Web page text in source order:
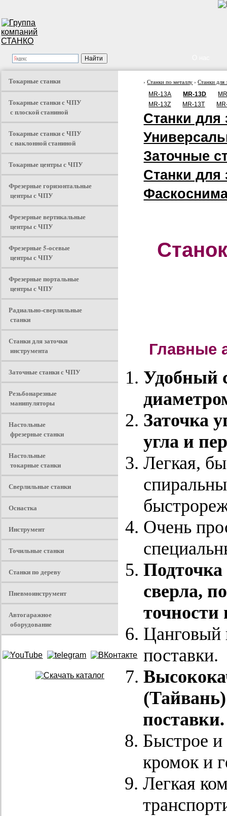
Токарные станки
Токарные станки с ЧПУ
с плоской станиной
Токарные станки с ЧПУ
с наклонной станиной
Токарные центры с ЧПУ
Фрезерные горизонтальные
центры с ЧПУ
Фрезерные вертикальные
центры с ЧПУ
Фрезерные 5-осевые
центры с ЧПУ
Фрезерные портальные
центры с ЧПУ
Радиально-сверлильные
станки
Станки для заточки
инструмента
Заточные станки с ЧПУ
Резьбонарезные
манипуляторы
Настольные
фрезерные станки
Настольные
токарные станки
Сверлильные станки
Оснастка
Инструмент
Точильные станки
Станки по дереву
Пневмоинструмент
Автогаражное
оборудование
›Станки по металлу ›Станки для
MR-13A MR-13D
MR-13Z
MR-13T
Станки для
Заточные
Станки для
Главные
Удобный
Заточка
угла и
Легкая,
Очень
сверла,
точности
Цанговый
поставки.
поставки.
Быстрое и
кромок и
Легкая